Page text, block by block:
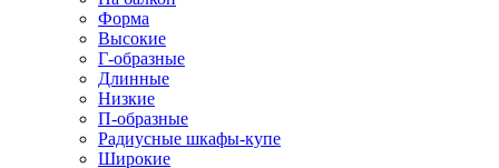
Форма
Высокие
Г-образные
Длинные
Низкие
П-образные
Радиусные шкафы-купе
Широкие